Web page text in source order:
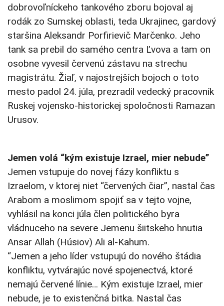
dobrovoľníckeho tankového zboru bojoval aj
rodák zo Sumskej oblasti, teda Ukrajinec, gardový
staršina Aleksandr Porfirievič Marčenko. Jeho
tank sa prebil do samého centra Ľvova a tam on
osobne vyvesil červenú zástavu na strechu
magistrátu. Žiaľ, v najostrejších bojoch o toto
mesto padol 24. júla, prezradil vedecký pracovník
Ruskej vojensko-historickej spoločnosti Ramazan
Urusov.
Jemen volá “kým existuje Izrael, mier nebude”
Jemen vstupuje do novej fázy konfliktu s
Izraelom, v ktorej niet “červených čiar”, nastal čas
Arabom a moslimom spojiť sa v tejto vojne,
vyhlásil na konci júla člen politického byra
vládnuceho na severe Jemenu šiitskeho hnutia
Ansar Allah (Húsiov) Ali al-Kahum.
“Jemen a jeho líder vstupujú do nového štádia
konfliktu, vytvárajúc nové spojenectvá, ktoré
nemajú červené línie… Kým existuje Izrael, mier
nebude, je to existenčná bitka. Nastal čas